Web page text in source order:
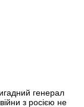
генерал
з росією не